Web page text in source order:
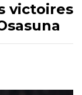
victoires